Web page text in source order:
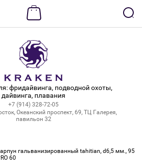
ВОЙТИ
фридайвинга, подводной охоты,
дайвинга, плавания
+7 (914) 328-72-05
Океанский проспект, 69, ТЦ Галерея,
павильон 32
Гарпун гальванизированный tahitian, d6,5 мм., 95
60